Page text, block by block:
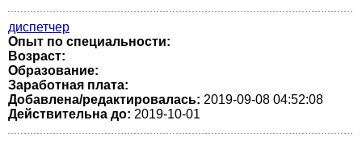
диспетчер
Опыт по специальности:
Возраст:
Образование:
Заработная плата:
Добавлена/редактировалась: 2019-09-08 04:52:08
Действительна до: 2019-10-01